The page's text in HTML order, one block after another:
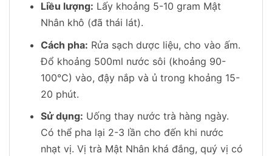
Liều lượng: Lấy khoảng 5-10 gram Mật
Nhân khô (đã thái lát).
Cách pha: Rửa sạch dược liệu, cho vào ấm.
Đổ khoảng 500ml nước sôi (khoảng 90-
100°C) vào, đậy nắp và ủ trong khoảng 15-
20 phút.
Sử dụng: Uống thay nước trà hàng ngày.
Có thể pha lại 2-3 lần cho đến khi nước
nhạt vị. Vị trà Mật Nhân khá đắng, quý vị có